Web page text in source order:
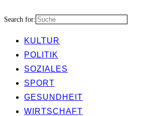
Search for:
KUL­TUR
POLI­TIK
SOZIA­LES
SPORT
GESUND­HEIT
WIRT­SCHAFT